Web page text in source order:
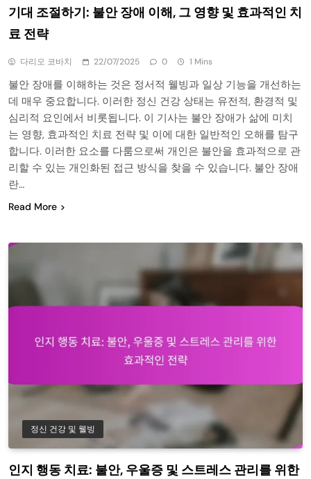
기대 조절하기: 불안 장애 이해, 그 영향 및 효과적인 치
료 전략
다리오 코바치 22/07/2025 0 1 Mins
불안 장애를 이해하는 것은 정서적 웰빙과 일상 기능을 개선하는
데 매우 중요합니다. 이러한 정신 건강 상태는 유전적, 환경적 및
심리적 요인에서 비롯됩니다. 이 기사는 불안 장애가 삶에 미치
는 영향, 효과적인 치료 전략 및 이에 대한 일반적인 오해를 탐구
합니다. 이러한 요소를 다룸으로써 개인은 불안을 효과적으로 관
리할 수 있는 개인화된 접근 방식을 찾을 수 있습니다. 불안 장애
란…
Read More
정신 건강 및 웰빙
인지 행동 치료: 불안, 우울증 및 스트레스 관리를 위한